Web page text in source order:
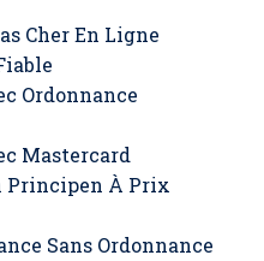
Cher En Ligne
Ordonnance
Mastercard
À Prix
Sans Ordonnance